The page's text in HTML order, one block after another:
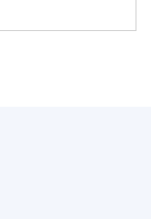
съюз